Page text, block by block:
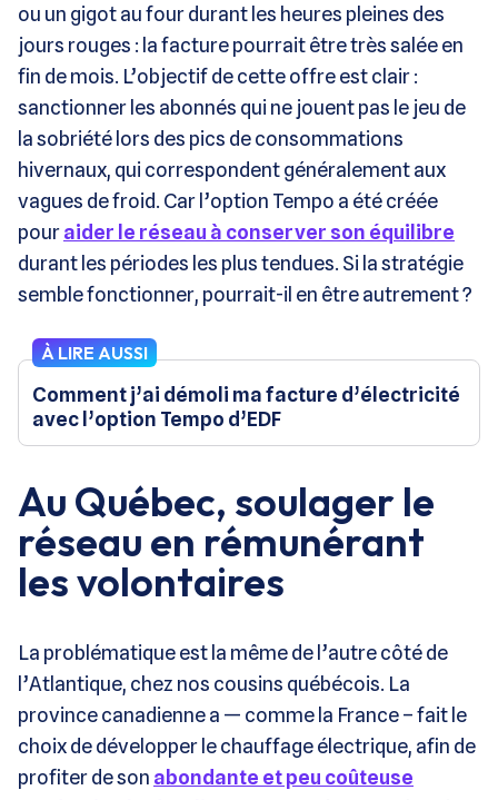
ou un gigot au four durant les heures pleines des
jours rouges : la facture pourrait être très salée en
fin de mois. L’objectif de cette offre est clair :
sanctionner les abonnés qui ne jouent pas le jeu de
la sobriété lors des pics de consommations
hivernaux, qui correspondent généralement aux
vagues de froid. Car l’option Tempo a été créée
pouraider le réseau à conserver son équilibre
durant les périodes les plus tendues. Si la stratégie
semble fonctionner, pourrait-il en être autrement ?
À LIRE AUSSI
Comment j’ai démoli ma facture d’électricité
avec l’option Tempo d’EDF
Au Québec, soulager le
réseau en rémunérant
les volontaires
La problématique est la même de l’autre côté de
l’Atlantique, chez nos cousins québécois. La
province canadienne a — comme la France – fait le
choix de développer le chauffage électrique, afin de
profiter de son abondante et peu coûteuse